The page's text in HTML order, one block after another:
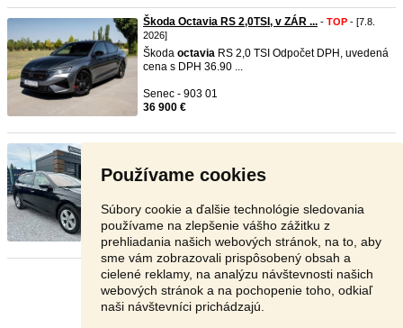
Používame cookies
Súbory cookie a ďalšie technológie sledovania
používame na zlepšenie vášho zážitku z
prehliadania našich webových stránok, na to, aby
sme vám zobrazovali prispôsobený obsah a
cielené reklamy, na analýzu návštevnosti našich
webových stránok a na pochopenie toho, odkiaľ
naši návštevníci prichádzajú.
Škoda Octavia RS 2,0TSI, v ZÁR ... - TOP - [7.8.
2026]
Škoda octavia RS 2,0 TSI Odpočet DPH, uvedená
cena s DPH 36.90 ...
Senec - 903 01
36 900 €
📍 Poprad, Kukučínova 5782 ☎️ 0910 388 731 🔧
Poprad - 058 01
14 900 €
Stránka: 1 2 3 Ďalšia